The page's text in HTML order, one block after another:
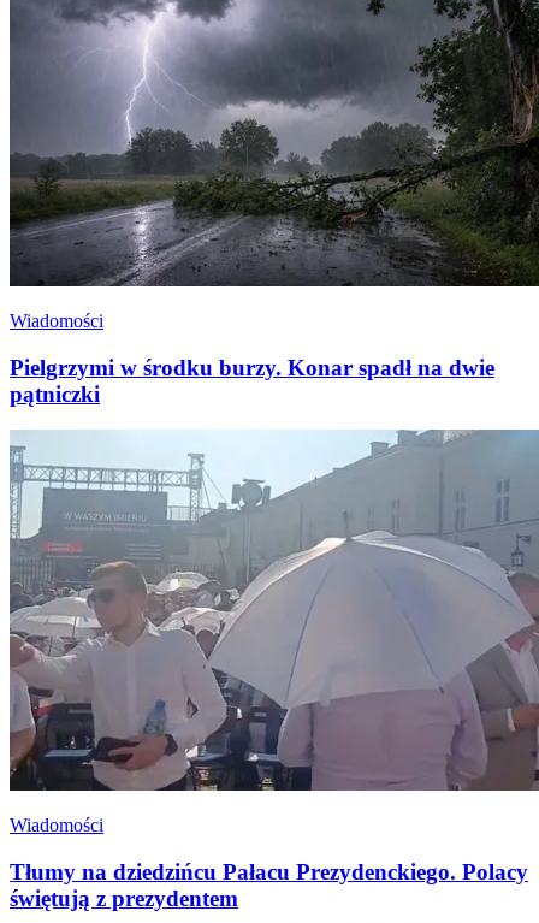
Wiadomości
Pielgrzymi w środku burzy. Konar spadł na dwie
pątniczki
Wiadomości
Tłumy na dziedzińcu Pałacu Prezydenckiego. Polacy
świętują z prezydentem